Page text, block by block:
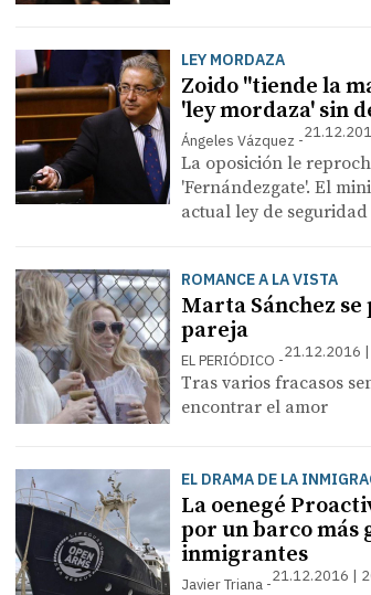
LEY MORDAZA
Zoido "tiende la
'ley mordaza' sin
Ángeles Vázquez
La oposición le
'Fernándezgate'. El
actual ley de
ROMANCE A LA VISTA
Marta Sánchez
pareja
EL PERIÓDICO 21.12.2016
Tras varios fracasos
encontrar el amor
EL DRAMA DE LA
La oenegé
por un barco más
inmigrantes
Javier Triana 21.12.2016 |